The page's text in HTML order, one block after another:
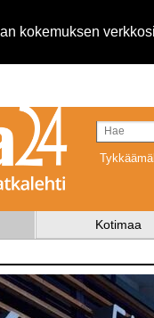
kokemuksen
Kotimaa